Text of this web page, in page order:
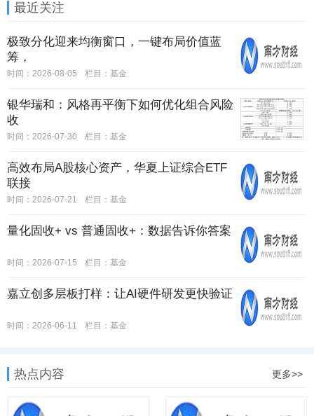
最近关注
极致分化迎来均衡窗口，一键布局价值蓝
筹，
时间：2026-08-05 栏目： 基金
银华瑞和：风格再平衡下如何优化组合风险
收
时间：2026-07-30 栏目： 基金
高效布局A股核心资产，华夏上证综合ETF
联接
时间：2026-07-21 栏目： 基金
量化固收+ vs 普通固收+：数据告诉你答案
时间：2026-07-15 栏目： 基金
嘉立创多层板打样：让AI硬件研发更快验证
时间：2026-06-11 栏目： 基金
热点内容 更多>>